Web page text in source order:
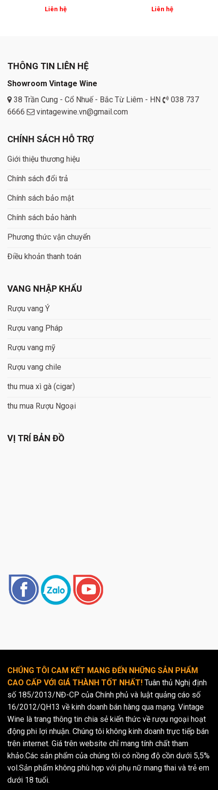
Liên hệ Liên hệ
THÔNG TIN LIÊN HỆ
Showroom Vintage Wine
38 Trần Cung - Cổ Nhuế - Bắc Từ Liêm - HN
038 737
6666
vintagewine.vn@gmail.com
CHÍNH SÁCH HỖ TRỢ
Giới thiệu thương hiệu
Chính sách đổi trả
Chính sách bảo mật
Chính sách bảo hành
Phương thức vận chuyển
Điều khoản thanh toán
VANG NHẬP KHẨU
Rượu vang Ý
Rượu vang Pháp
Rượu vang mỹ
Rượu vang chile
thu mua xì gà (cigar)
thu mua Rượu Ngoại
VỊ TRÍ BẢN ĐỒ
CHÚNG TÔI CAM KẾT MANG ĐẾN NHỮNG SẢN PHẨM
CAO CẤP VỚI GIÁ THÀNH TỐT NHẤT! Tuân thủ Nghị định
số 185/2013/NĐ-CP của Chính phủ và luật quảng cáo số
16/2012/QH13 về kinh doanh bán hàng qua mạng. Vintage
Wine là trang thông tin chia sẻ kiến thức về rượu ngoại hoạt
động phi lợi nhuận. Chúng tôi không kinh doanh trực tiếp bán
trên internet. Giá trên website chỉ mang tính chất tham
khảo.Các sản phẩm của chúng tôi có nồng độ cồn dưới 5,5%
vol.Sản phẩm không phù hợp với phụ nữ mang thai và trẻ em
dưới 18 tuổi.